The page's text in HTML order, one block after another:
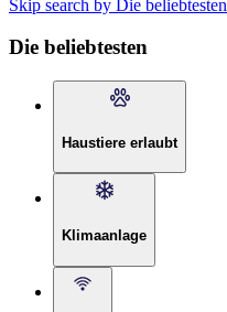
Skip search by Die beliebtesten
Die beliebtesten
Haustiere erlaubt
Klimaanlage